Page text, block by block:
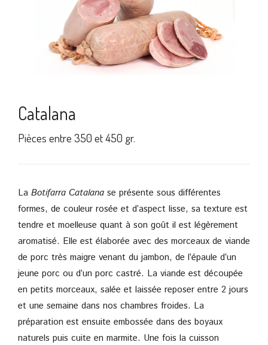
Catalana
Pièces entre 350 et 450 gr.
La Botifarra Catalana se présente sous différentes
formes, de couleur rosée et d’aspect lisse, sa texture est
tendre et moelleuse quant à son goût il est légèrement
aromatisé. Elle est élaborée avec des morceaux de viande
de porc très maigre venant du jambon, de l’épaule d’un
jeune porc ou d’un porc castré. La viande est découpée
en petits morceaux, salée et laissée reposer entre 2 jours
et une semaine dans nos chambres froides. La
préparation est ensuite embossée dans des boyaux
naturels puis cuite en marmite. Une fois la cuisson